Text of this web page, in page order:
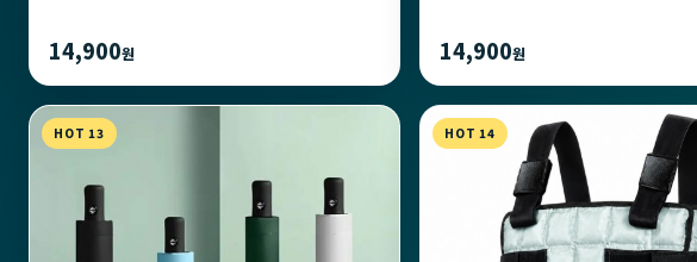
14,900원 14,900원
HOT 13 HOT 14